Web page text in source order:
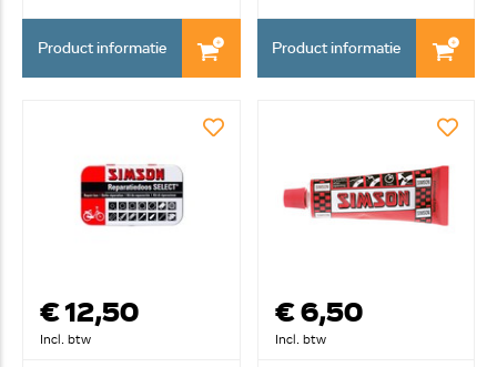
Product informatie Product informatie
€ 12,50
Incl. btw
€ 6,50
Incl. btw